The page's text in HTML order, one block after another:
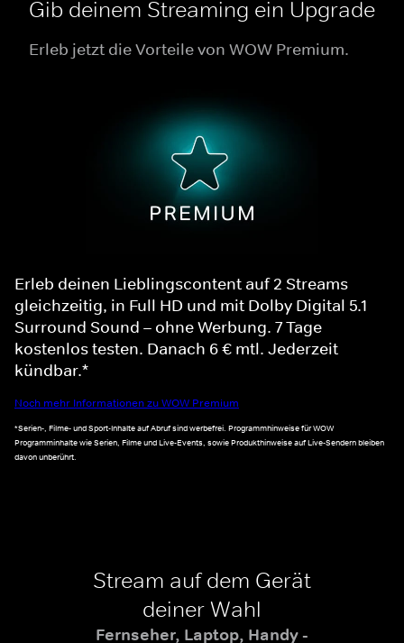
Gib deinem Streaming ein Upgrade
Erleb jetzt die Vorteile von WOW Premium.
Erleb deinen Lieblingscontent auf 2 Streams
gleichzeitig, in Full HD und mit Dolby Digital 5.1
Surround Sound – ohne Werbung. 7 Tage
kostenlos testen. Danach 6 € mtl. Jederzeit
kündbar.*
Noch mehr Informationen zu WOW Premium
*Serien-, Filme- und Sport-Inhalte auf Abruf sind werbefrei. Programmhinweise für WOW
Programminhalte wie Serien, Filme und Live-Events, sowie Produkthinweise auf Live-Sendern bleiben
davon unberührt.
Stream auf dem Gerät
deiner Wahl
Fernseher, Laptop, Handy -